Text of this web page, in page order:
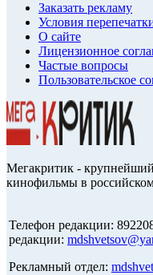
Заказать рекламу
Условия
О сайте
Лицензионное
Частые вопросы
Пользовательское
Мегакритик - крупнейший
кинофильмы в
Телефон редакции:
редакции:
Рекламный отдел: